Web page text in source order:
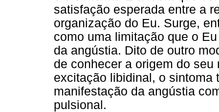
satisfação esperada entre a
organização do Eu. Surge,
como uma limitação que o
da angústia. Dito de outro
de conhecer a origem do
excitação libidinal, o sintoma
manifestação da angústia
pulsional.